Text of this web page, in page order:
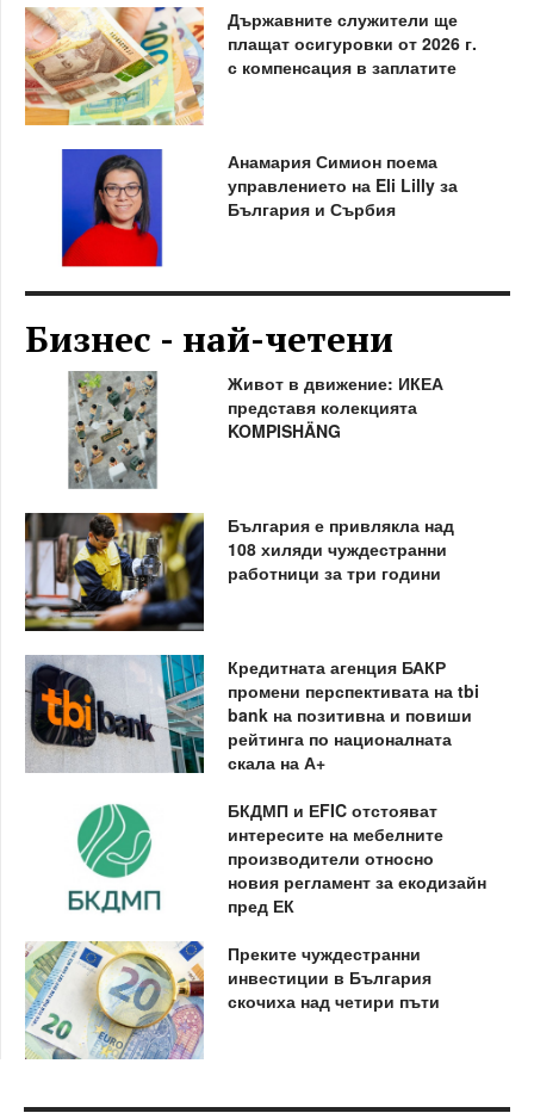
Държавните служители ще
плащат осигуровки от 2026 г.
с компенсация в заплатите
Анамария Симион поема
управлението на Eli Lilly за
България и Сърбия
Бизнес - най-четени
Живот в движение: ИКЕА
представя колекцията
KOMPISHÄNG
България е привлякла над
108 хиляди чуждестранни
работници за три години
Кредитната агенция БАКР
промени перспективата на tbi
bank на позитивна и повиши
рейтинга по националната
скала на А+
БКДМП и ЕFIC отстояват
интересите на мебелните
производители относно
новия регламент за екодизайн
пред ЕК
Преките чуждестранни
инвестиции в България
скочиха над четири пъти